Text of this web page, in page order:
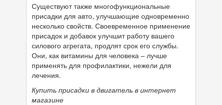
Существуют также многофункциональные
присадки для авто, улучшающие одновременно
несколько свойств. Своевременное применение
присадок и добавок улучшит работу вашего
силового агрегата, продлят срок его службы.
Они, как витамины для человека – лучше
применять для профилактики, нежели для
лечения.
Купить присадки в двигатель в интернет
магазине